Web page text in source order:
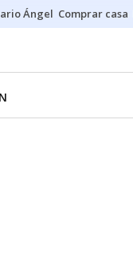
Ángel Comprar casa